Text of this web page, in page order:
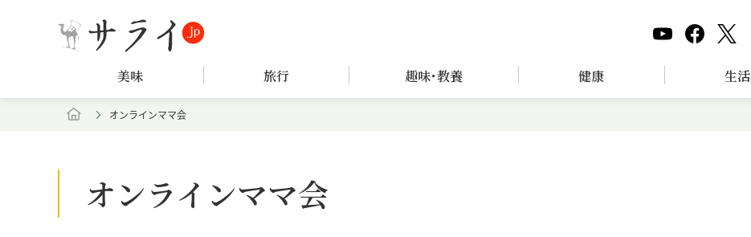
美味 旅行 趣味･教養 健康 生活
オンラインママ会
オンラインママ会